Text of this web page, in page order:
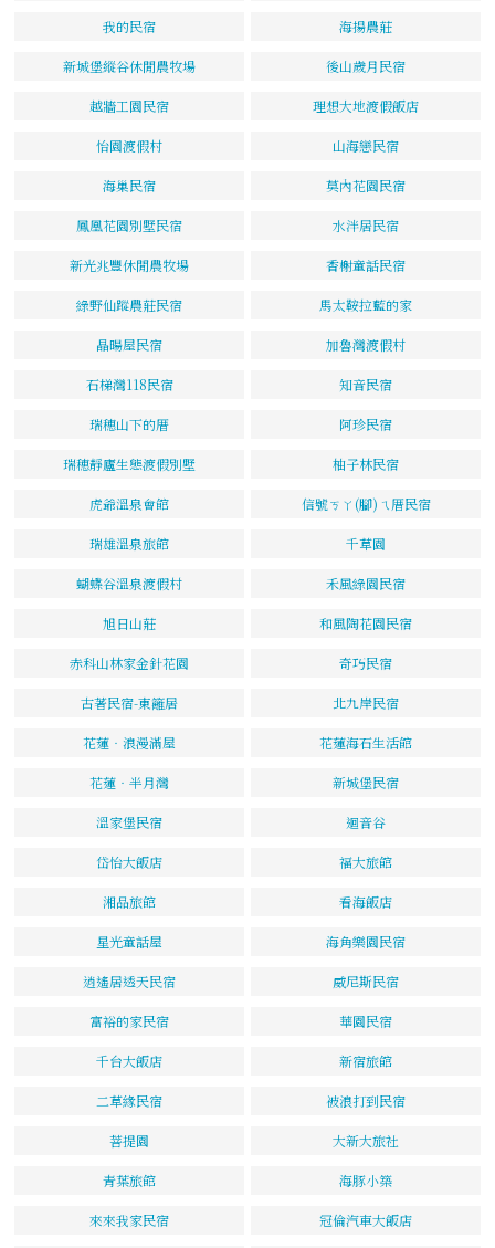
我的民宿 海揚農莊
新城堡縱谷休閒農牧場 後山歲月民宿
越牆工園民宿 理想大地渡假飯店
怡園渡假村 山海戀民宿
海巢民宿 莫內花園民宿
鳳凰花園別墅民宿 水泮居民宿
新光兆豐休閒農牧場 香榭童話民宿
綠野仙蹤農莊民宿 馬太鞍拉藍的家
晶暘屋民宿 加魯灣渡假村
石梯灣118民宿 知音民宿
瑞穗山下的厝 阿珍民宿
瑞穗靜廬生態渡假別墅 柚子林民宿
虎爺溫泉會館 信號ㄎㄚ(腳)ㄟ厝民宿
瑞雄溫泉旅館 千草園
蝴蝶谷溫泉渡假村 禾風綠園民宿
旭日山莊 和風陶花園民宿
赤科山林家金針花園 奇巧民宿
古著民宿-東籬居 北九岸民宿
花蓮‧浪漫滿屋 花蓮海石生活館
花蓮‧半月灣 新城堡民宿
溫家堡民宿 迴音谷
岱怡大飯店 福大旅館
湘品旅館 看海飯店
星光童話屋 海角樂園民宿
逍遙居透天民宿 威尼斯民宿
富裕的家民宿 華園民宿
千台大飯店 新宿旅館
二草緣民宿 被浪打到民宿
菩提園 大新大旅社
青葉旅館 海豚小築
來來我家民宿 冠倫汽車大飯店